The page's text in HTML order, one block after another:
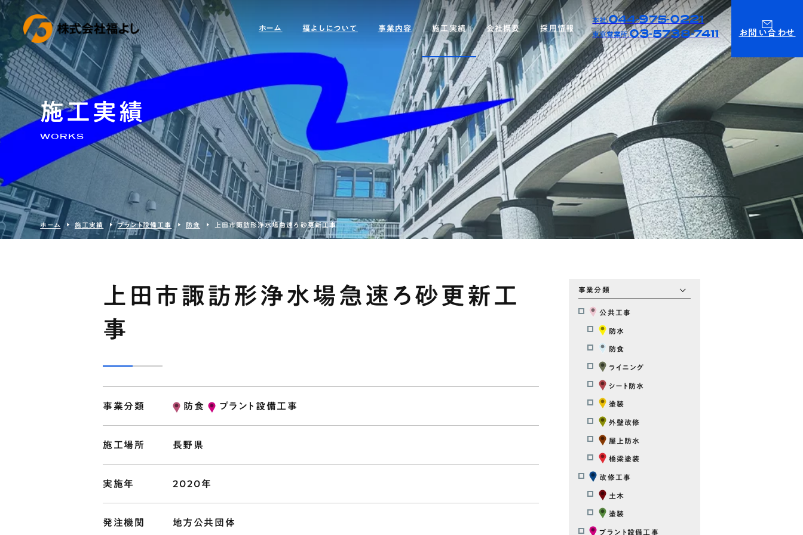
ホーム 福よしについて 事業内容
プラント塗装・防食工事
改修工事(公共事業)
施工実績 会社概要
サスティナビリティ
採用情報
本社.044-975-0221
東京営業所.03-5738-7411 お問い合わせ
施工実績
WORKS
ホーム 施工実績 プラント設備工事 防食 上田市諏訪形浄水場急速ろ砂更新工事
上田市諏訪形浄水場急速ろ砂更新工
事
事業分類 防食 プラント設備工事
施工場所 長野県
実施年 2020年
発注機関 地方公共団体
事業分類
公共工事
防水
防食
ライニング
シート防水
塗装
外壁改修
屋上防水
橋梁塗装
改修工事
土木
塗装
プラント設備工事